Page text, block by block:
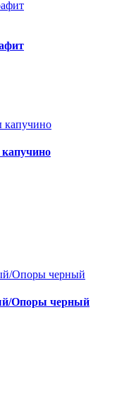
Опоры черный